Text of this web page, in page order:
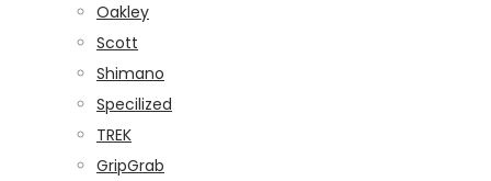
Oakley
Scott
Shimano
Specilized
TREK
GripGrab